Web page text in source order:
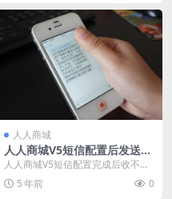
人人商城
人人商城V5短信配置后发送没
反应收不到短信
人人商城V5短信配置完成后收不到
短信，由于人人商城V5采用了队列
机制，所以类似短...
5 年前 0